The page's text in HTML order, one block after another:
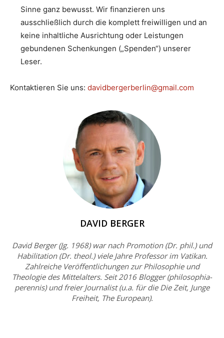
Sinne ganz bewusst. Wir finanzieren uns
ausschließlich durch die komplett freiwilligen und an
keine inhaltliche Ausrichtung oder Leistungen
gebundenen Schenkungen („Spenden“) unserer
Leser.
Kontaktieren Sie uns: davidbergerberlin@gmail.com
DAVID BERGER
David Berger (Jg. 1968) war nach Promotion (Dr. phil.) und
Habilitation (Dr. theol.) viele Jahre Professor im Vatikan.
Zahlreiche Veröffentlichungen zur Philosophie und
Theologie des Mittelalters. Seit 2016 Blogger (philosophia-
perennis) und freier Journalist (u.a. für die Die Zeit, Junge
Freiheit, The European).